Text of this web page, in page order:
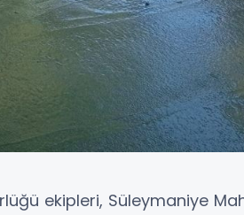
ekipleri, Süleymaniye